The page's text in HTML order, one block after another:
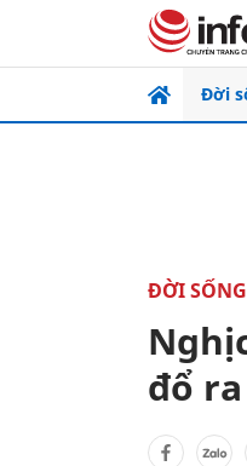
Đời
ĐỜI SỐNG
đổ